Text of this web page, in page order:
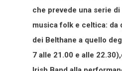
che prevede una serie
musica folk e celtica: da
dei Belthane a quello
7 alle 21.00 e alle